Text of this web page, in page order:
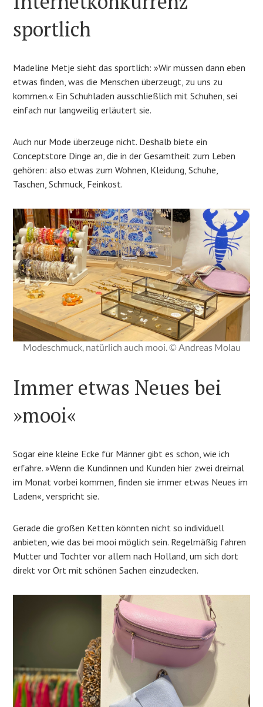
sportlich
Madeline Metje sieht das sportlich: »Wir müssen dann eben
etwas finden, was die Menschen überzeugt, zu uns zu
kommen.« Ein Schuhladen ausschließlich mit Schuhen, sei
einfach nur langweilig erläutert sie.
Auch nur Mode überzeuge nicht. Deshalb biete ein
Conceptstore Dinge an, die in der Gesamtheit zum Leben
gehören: also etwas zum Wohnen, Kleidung, Schuhe,
Taschen, Schmuck, Feinkost.
Modeschmuck, natürlich auch mooi. © Andreas Molau
Immer etwas Neues bei
»mooi«
Sogar eine kleine Ecke für Männer gibt es schon, wie ich
erfahre. »Wenn die Kundinnen und Kunden hier zwei dreimal
im Monat vorbei kommen, finden sie immer etwas Neues im
Laden«, verspricht sie.
Gerade die großen Ketten könnten nicht so individuell
anbieten, wie das bei mooi möglich sein. Regelmäßig fahren
Mutter und Tochter vor allem nach Holland, um sich dort
direkt vor Ort mit schönen Sachen einzudecken.